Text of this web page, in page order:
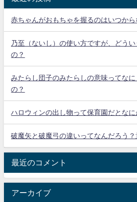
赤ちゃんがおもちゃを握るのはいつから
乃至（ないし）の使い方ですが、どう
の？
みたらし団子のみたらしの意味ってな
の？
ハロウィンの出し物って保育園だとなに
破魔矢と破魔弓の違いってなんだろう
最近のコメント
アーカイブ